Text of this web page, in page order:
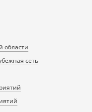
области
сеть